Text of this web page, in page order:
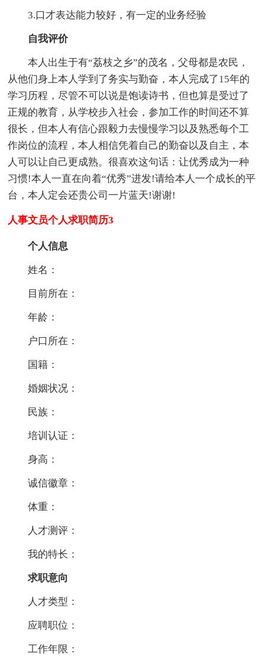
3.口才表达能力较好，有一定的业务经验
自我评价
本人出生于有“荔枝之乡”的茂名，父母都是农民，
从他们身上本人学到了务实与勤奋，本人完成了15年的
学习历程，尽管不可以说是饱读诗书，但也算是受过了
正规的教育，从学校步入社会，参加工作的时间还不算
很长，但本人有信心跟毅力去慢慢学习以及熟悉每个工
作岗位的流程，本人相信凭着自己的勤奋以及自主，本
人可以让自己更成熟。很喜欢这句话：让优秀成为一种
习惯!本人一直在向着“优秀”进发!请给本人一个成长的平
台，本人定会还贵公司一片蓝天!谢谢!
人事文员个人求职简历3
个人信息
姓名：
目前所在：
年龄：
户口所在：
国籍：
婚姻状况：
民族：
培训认证：
身高：
诚信徽章：
体重：
人才测评：
我的特长：
求职意向
人才类型：
应聘职位：
工作年限：